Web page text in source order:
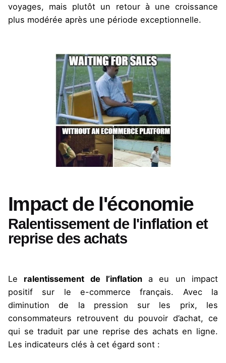
voyages, mais plutôt un retour à une croissance
plus modérée après une période exceptionnelle.
Impact de l'économie
Ralentissement de l'inflation et
reprise des achats
Le ralentissement de l’inflationa eu un impact
positif sur le e-commerce français. Avec la
diminution de la pression sur les prix, les
consommateurs retrouvent du pouvoir d’achat, ce
qui se traduit par une reprise des achats en ligne.
Les indicateurs clés à cet égard sont :